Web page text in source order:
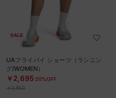
SALE
UAフライバイ ショーツ（ランニン
グ/WOMEN）
￥2,695 30%OFF
￥3,850